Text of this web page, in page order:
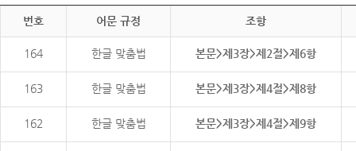
번호 어문 규정 조항
164 한글 맞춤법 본문>제3장>제2절>제6항
163 한글 맞춤법 본문>제3장>제4절>제8항
162 한글 맞춤법 본문>제3장>제4절>제9항